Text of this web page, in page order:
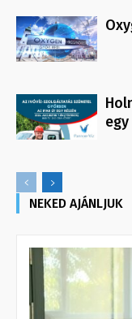
NEKED AJÁNLJUK